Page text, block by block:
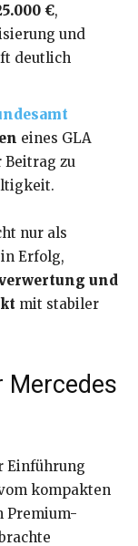
€,
und
deutlich
eines GLA
zu
nur als
Erfolg,
und
mit stabiler
Mercedes
Einführung
kompakten
Premium-